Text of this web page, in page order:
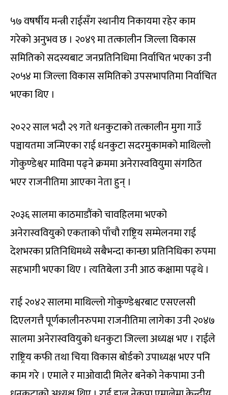
५७ वषर्षीय मन्त्री राईसँग स्थानीय निकायमा रहेर काम
गरेको अनुभव छ । २०४९ मा तत्कालीन जिल्ला विकास
समितिको सदस्यबाट जनप्रतिनिधिमा निर्वाचित भएका उनी
२०५४ मा जिल्ला विकास समितिको उपसभापतिमा निर्वाचित
भएका थिए ।
२०२२ साल भदौ २९ गते धनकुटाको तत्कालीन मुगा गाउँ
पञ्चायतमा जन्मिएका राई धनकुटा सदरमुकामको माथिल्लो
गोकुण्डेश्वर माविमा पढ्ने क्रममा अनेरास्ववियुमा संगठित
भएर राजनीतिमा आएका नेता हुन् ।
२०३६ सालमा काठमाडौंको चावहिलमा भएको
अनेरास्ववियुको एकताको पाँचौ राष्ट्रिय सम्मेलनमा राई
देशभरका प्रतिनिधिमध्ये सबैभन्दा कान्छा प्रतिनिधिका रुपमा
सहभागी भएका थिए । त्यतिबेला उनी आठ कक्षामा पढ्थे ।
राई २०४२ सालमा माथिल्लो गोकुण्डेश्वरबाट एसएलसी
दिएलगत्तै पूर्णकालीनरुपमा राजनीतिमा लागेका उनी २०४७
सालमा अनेरास्ववियुको धनकुटा जिल्ला अध्यक्ष भए । राईले
राष्ट्रिय कफी तथा चिया विकास बोर्डको उपाध्यक्ष भएर पनि
काम गरे । एमाले र माओवादी मिलेर बनेको नेकपामा उनी